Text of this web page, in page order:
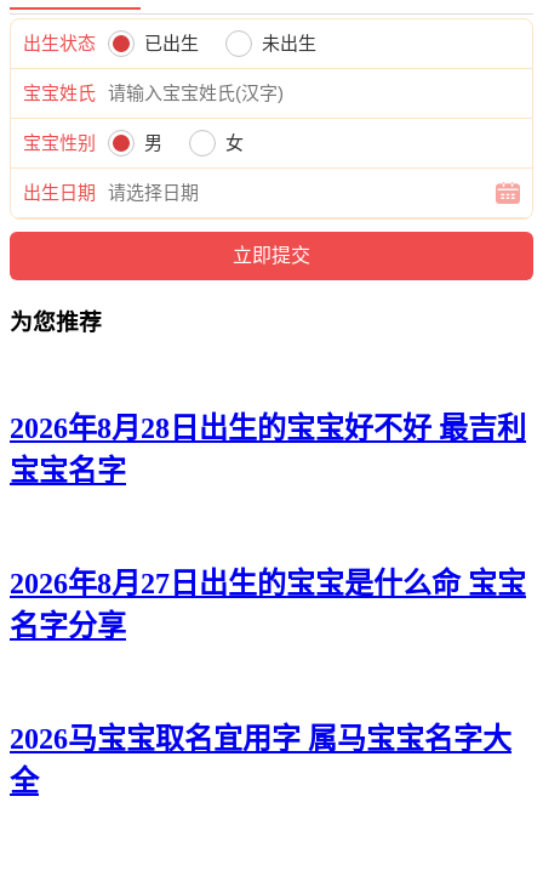
洛唯、茹嫦、清珞、淼含、蓓恩、妍迪、洁影、梵兮、雅依、
雅菱、倩华、灵依、龄紫、梵蓝、洛爱、娴姗、媛静、影慕、
筱静、雅昕、悦兮、慕兮、诗翾、淼岚、菱姿、初水、绿萌、
虹曦、孤碧、丽寻、姿波、晴欣、妙新、思芙、琦念、筱妹、
真蕾、颖采、然欣、妤盼、诗洁、菲兮、雨夏、虹依、思虞、
瑾妍、雅可、瑜婷。
出生状态 已出生 未出生
宝宝姓氏
宝宝性别 男 女
出生日期
为您推荐
2026年8月28日出生的宝宝好不好 最吉利
宝宝名字
2026年8月27日出生的宝宝是什么命 宝宝
名字分享
2026马宝宝取名宜用字 属马宝宝名字大
全